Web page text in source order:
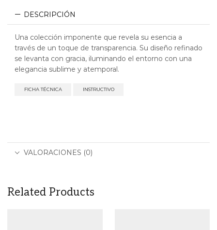
DESCRIPCIÓN
Una colección imponente que revela su esencia a
través de un toque de transparencia. Su diseño refinado
se levanta con gracia, iluminando el entorno con una
elegancia sublime y atemporal.
FICHA TÉCNICA INSTRUCTIVO
VALORACIONES (0)
Related Products